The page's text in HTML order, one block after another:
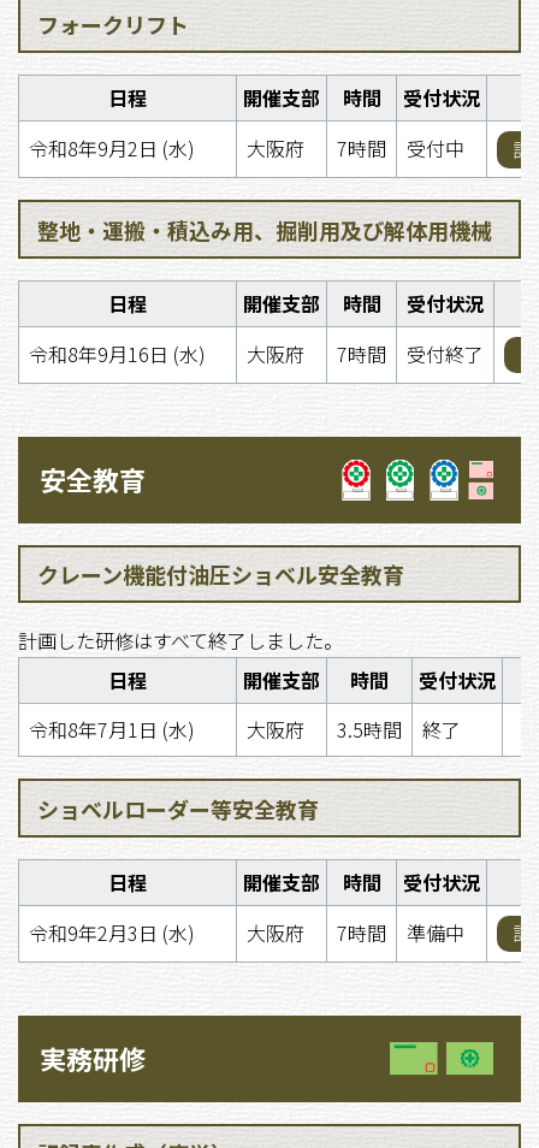
フォークリフト
日程 開催支部 時間
受付状況
令和8年9月2日 (水)
大阪府 7時間 受付中 詳
整地・運搬・積込み用、掘削用及び解体用機械
日程 開催支部 時間
受付状況
令和8年9月16日 (水)
大阪府 7時間 受付終了
安全教育
クレーン機能付油圧ショベル安全教育
計画した研修はすべて終了しました。
日程
開催支部 時間
受付状況
令和8年7月1日 (水)
大阪府 3.5時間 終了
ショベルローダー等安全教育
日程 開催支部 時間
受付状況
令和9年2月3日 (水)
大阪府 7時間 準備中 詳
実務研修